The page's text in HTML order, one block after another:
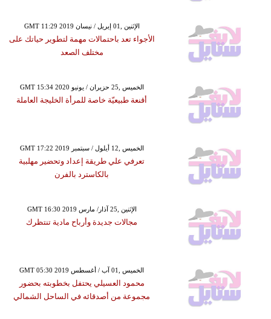
GMT 11:29 2019 الإثنين ,01 إبريل / نيسان
الأجواء تعد باحتمالات مهمة لتطوير حياتك على
مختلف الصعد
GMT 15:34 2020 الخميس ,25 حزيران / يونيو
أقنعة طبيعيّة خاصة للمرأة الخليجة العاملة
GMT 17:22 2019 الخميس ,12 أيلول / سبتمبر
تعرفي علي طريقة إعداد وتحضير مهلبية
بالكاسترد بالفرن
GMT 16:30 2019 الإثنين ,25 آذار/ مارس
مجالات جديدة وأرباح مادية تنتظرك
GMT 05:30 2019 الخميس ,01 آب / أغسطس
محمود العسيلي يحتفل بخطوبته بحضور
مجموعة من أصدقائه في الساحل الشمالي